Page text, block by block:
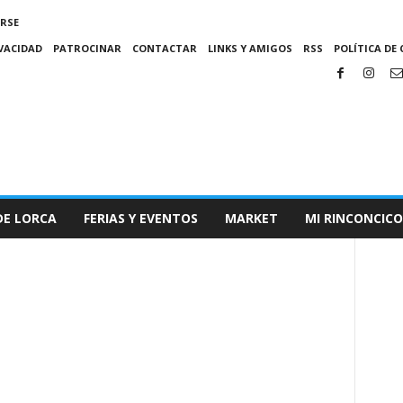
PATROCINAR CONTACTAR LINKS Y AMIGOS RSS POLÍTICA DE
LORCA FERIAS Y EVENTOS MARKET MI RINCONCICO